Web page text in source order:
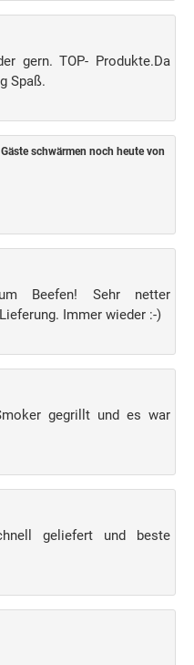
gern. TOP- Produkte.Da
Spaß.
schwärmen noch heute von
Beefen! Sehr netter
Immer wieder :-)
gegrillt und es war
geliefert und beste